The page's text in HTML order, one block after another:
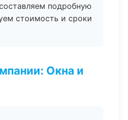
подробную
стоимость и сроки
Окна и